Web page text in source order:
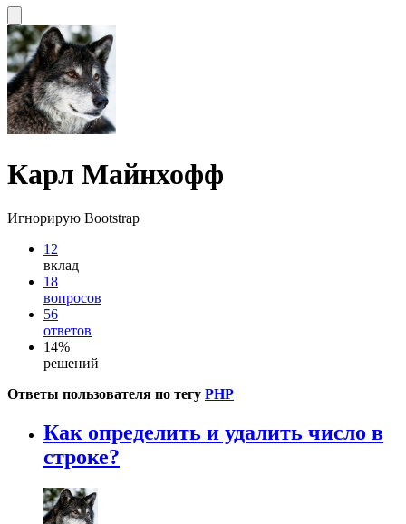
Карл Майнхофф
Игнорирую Bootstrap
12
вклад
18
вопросов
56
ответов
14%
решений
Ответы пользователя по тегу PHP
Как определить и удалить число в
строке?